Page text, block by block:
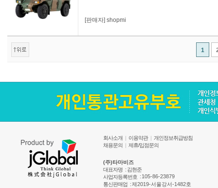
[판매자] shopmi
1
회사소개 | 이용약관 | 개인정보취급방침
채용문의 | 제휴/입점문의
(주)타마비즈
대표자명 : 김현준
사업자등록번호 : 105-86-23879
통신판매업 :제2019-서울강서-1482호